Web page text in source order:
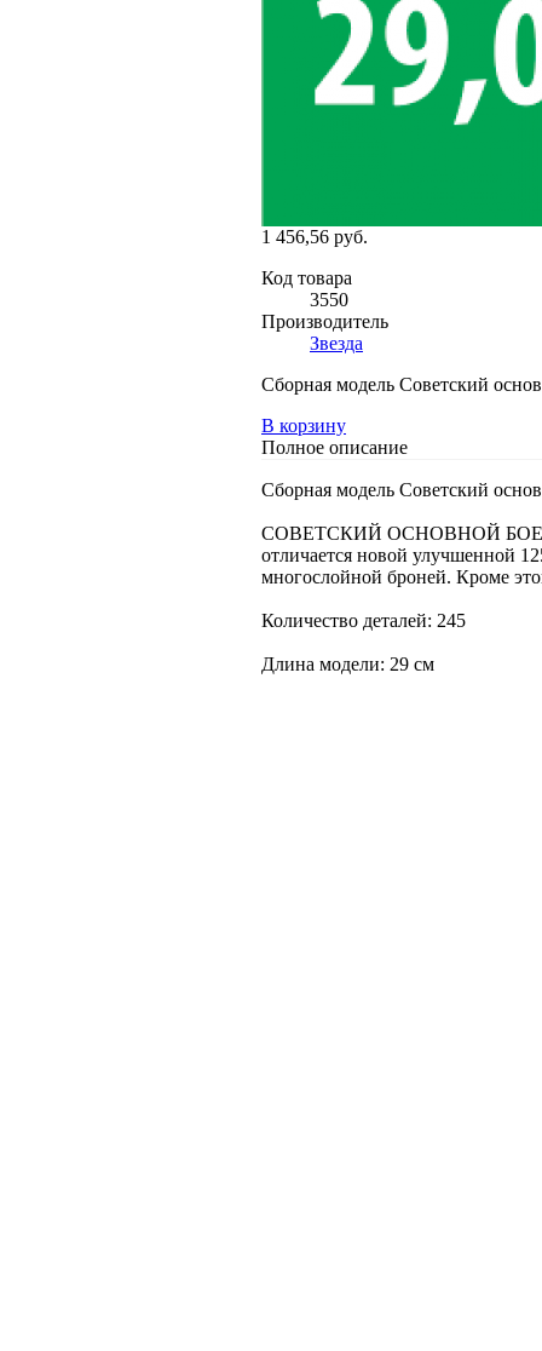
1 456,56 руб.
Код товара
3550
Производитель
Звезда
Сборная модель Советский
В корзину
Полное описание
Сборная модель Советский
СОВЕТСКИЙ ОСНОВНОЙ БОЕВОЙ
отличается новой улучшенной
многослойной броней. Кроме
Количество деталей: 245
Длина модели: 29 см